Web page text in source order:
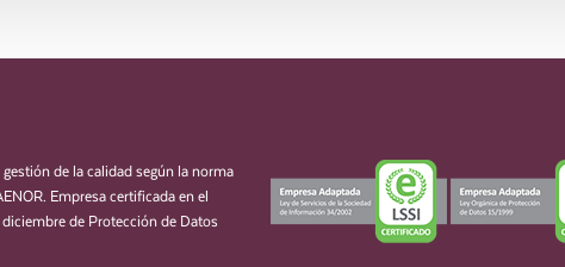
de la calidad según la norma
Empresa certificada en el
de Protección de Datos